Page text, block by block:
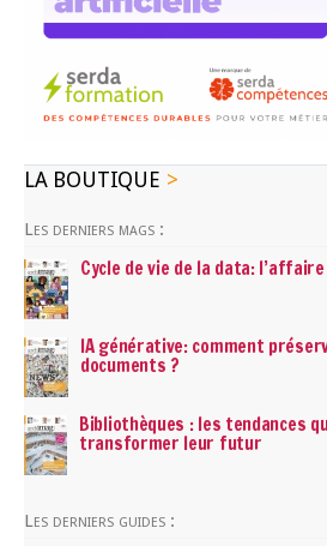
LA BOUTIQUE
Les derniers mags :
Cycle de vie de la data:
IA générative: comment
documents ?
Bibliothèques : les tendances
transformer leur futur
Les derniers guides :